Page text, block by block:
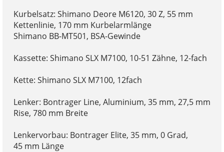
Kurbelsatz: Shimano Deore M6120, 30 Z, 55 mm
Kettenlinie, 170 mm Kurbelarmlänge
Shimano BB-MT501, BSA-Gewinde
Kassette: Shimano SLX M7100, 10-51 Zähne, 12-fach
Kette: Shimano SLX M7100, 12fach
Lenker: Bontrager Line, Aluminium, 35 mm, 27,5 mm
Rise, 780 mm Breite
Lenkervorbau: Bontrager Elite, 35 mm, 0 Grad,
45 mm Länge